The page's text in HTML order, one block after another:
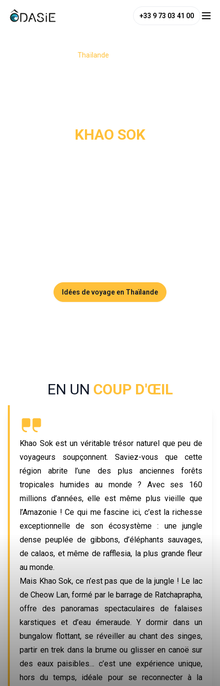
+33 9 73 03 41 00
Thaïlande
KHAO SOK
Idées de voyage en Thaïlande
EN UN COUP D'ŒIL
Khao Sok est un véritable trésor naturel que peu de
voyageurs soupçonnent. Saviez-vous que cette
région abrite l’une des plus anciennes forêts
tropicales humides au monde ? Avec ses 160
millions d’années, elle est même plus vieille que
l’Amazonie ! Ce qui me fascine ici, c’est la richesse
exceptionnelle de son écosystème : une jungle
dense peuplée de gibbons, d’éléphants sauvages,
de calaos, et même de rafflesia, la plus grande fleur
au monde.
Mais Khao Sok, ce n’est pas que de la jungle ! Le lac
de Cheow Lan, formé par le barrage de Ratchaprapha,
offre des panoramas spectaculaires de falaises
karstiques et d’eau émeraude. Y dormir dans un
bungalow flottant, se réveiller au chant des singes,
partir en trek dans la brume ou glisser en canoë sur
des eaux paisibles… c’est une expérience unique,
hors du temps, idéale pour se reconnecter à la